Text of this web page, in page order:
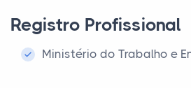
Registro Profissional
Ministério do Trabalho e